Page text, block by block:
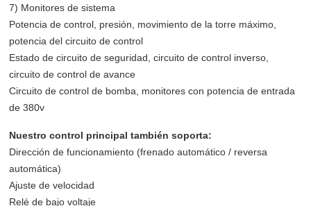
7) Monitores de sistema
Potencia de control, presión, movimiento de la torre máximo,
potencia del circuito de control
Estado de circuito de seguridad, circuito de control inverso,
circuito de control de avance
Circuito de control de bomba, monitores con potencia de entrada
de 380v
Nuestro control principal también soporta:
Dirección de funcionamiento (frenado automático / reversa
automática)
Ajuste de velocidad
Relé de bajo voltaje